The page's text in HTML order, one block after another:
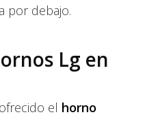
por debajo.
Lg en
el horno